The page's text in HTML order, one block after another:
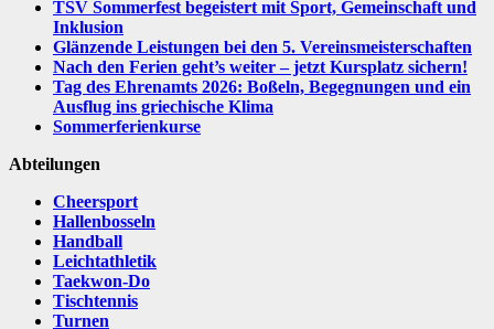
TSV Sommerfest begeistert mit Sport, Gemeinschaft und
Inklusion
Glänzende Leistungen bei den 5. Vereinsmeisterschaften
Nach den Ferien geht’s weiter – jetzt Kursplatz sichern!
Tag des Ehrenamts 2026: Boßeln, Begegnungen und ein
Ausflug ins griechische Klima
Sommerferienkurse
Abteilungen
Cheersport
Hallenbosseln
Handball
Leichtathletik
Taekwon-Do
Tischtennis
Turnen